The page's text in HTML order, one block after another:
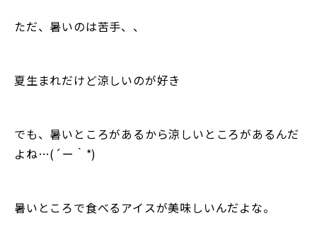
ただ、暑いのは苦手、、
夏生まれだけど涼しいのが好き
でも、暑いところがあるから涼しいところがあるんだ
よね…(´ー｀*)
暑いところで食べるアイスが美味しいんだよな。